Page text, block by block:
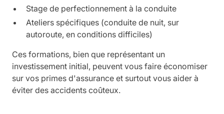
Stage de perfectionnement à la conduite
Ateliers spécifiques (conduite de nuit, sur
autoroute, en conditions difficiles)
Ces formations, bien que représentant un
investissement initial, peuvent vous faire économiser
sur vos primes d'assurance et surtout vous aider à
éviter des accidents coûteux.